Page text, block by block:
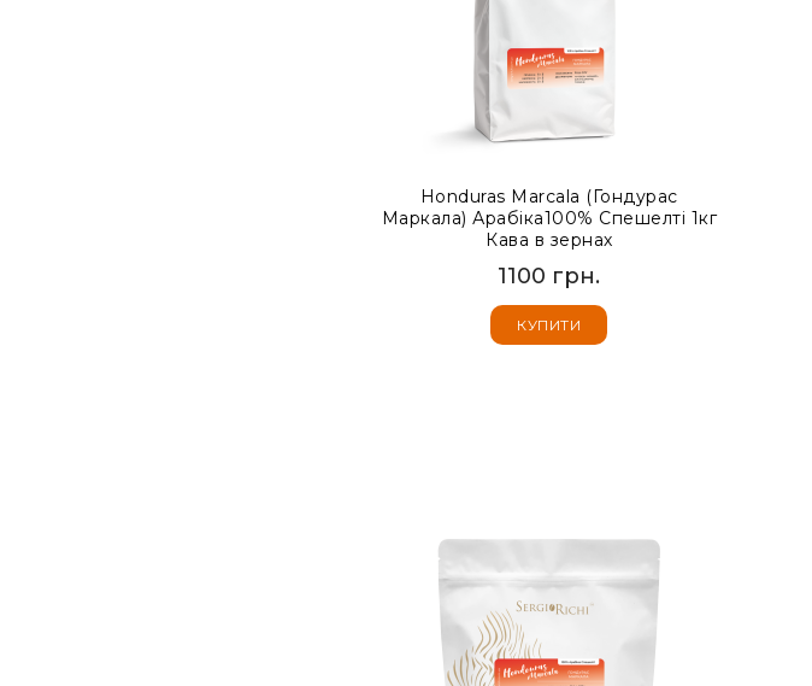
Honduras Marcala (Гондурас
Маркала) Арабіка100% Спешелті 1кг
Кава в зернах
1100 грн.
КУПИТИ